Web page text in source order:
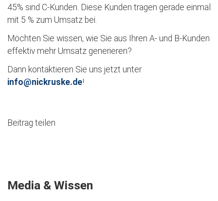
45% sind C-Kunden. Diese Kunden tragen gerade einmal
mit 5 % zum Umsatz bei.
Möchten Sie wissen, wie Sie aus Ihren A- und B-Kunden
effektiv mehr Umsatz generieren?
Dann kontaktieren Sie uns jetzt unter
info@nickruske.de!
Beitrag teilen
Media & Wissen